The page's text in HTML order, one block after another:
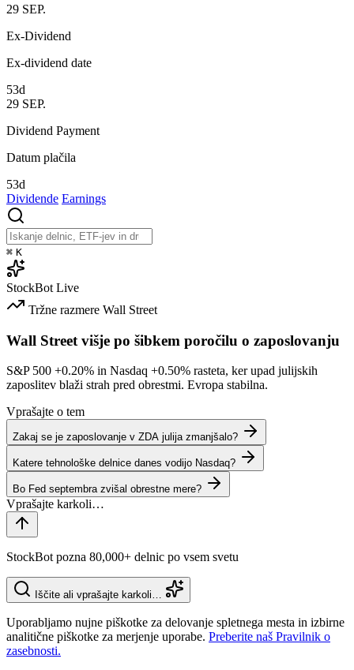
29 SEP.
Ex-Dividend
Ex-dividend date
53d
29 SEP.
Dividend Payment
Datum plačila
53d
Dividende Earnings
⌘ K
StockBot Live
Tržne razmere Wall Street
Wall Street višje po šibkem poročilu o zaposlovanju
S&P 500 +0.20% in Nasdaq +0.50% rasteta, ker upad julijskih
zaposlitev blaži strah pred obrestmi. Evropa stabilna.
Vprašajte o tem
Zakaj se je zaposlovanje v ZDA julija zmanjšalo?
Katere tehnološke delnice danes vodijo Nasdaq?
Bo Fed septembra zvišal obrestne mere?
StockBot pozna 80,000+ delnic po vsem svetu
Iščite ali vprašajte karkoli…
Uporabljamo nujne piškotke za delovanje spletnega mesta in izbirne
analitične piškotke za merjenje uporabe. Preberite naš Pravilnik o
zasebnosti.